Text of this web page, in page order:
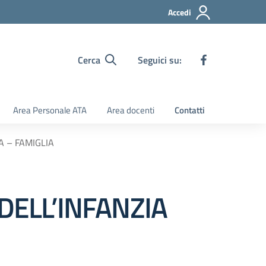
Accedi
Cerca Seguici su:
Area Personale ATA Area docenti Contatti
– FAMIGLIA